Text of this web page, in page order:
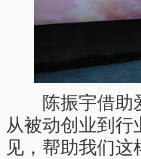
陈振宇借助爱
从被动创业到行
见，帮助我们